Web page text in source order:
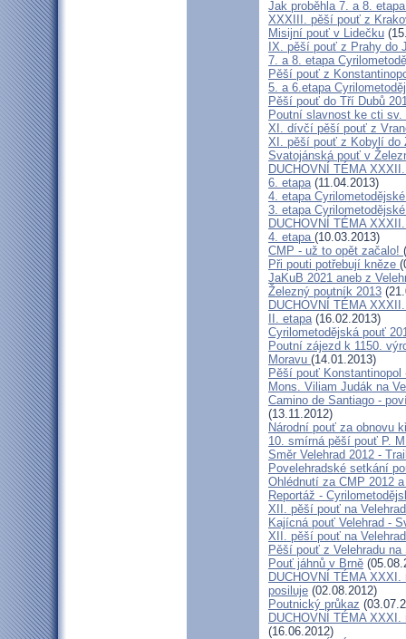
Jak proběhla 7. a 8.
XXXIII. pěší pouť z
Misijní pouť v Lidečku
IX. pěší pouť z Prahy do
7. a 8. etapa
Pěší pouť z
5. a 6.etapa
Pěší pouť do Tří Dubů
Poutní slavnost ke cti sv.
XI. dívčí pěší pouť z
XI. pěší pouť z Kobylí do
Svatojánská pouť v
DUCHOVNÍ TÉMA
6. etapa(11.04.2013)
4. etapa
3. etapa
DUCHOVNÍ TÉMA
4. etapa (10.03.2013)
CMP - už to opět začalo!
Při pouti potřebují kněze
JaKuB 2021 aneb z
Železný poutník 2013
DUCHOVNÍ TÉMA
II. etapa(16.02.2013)
Cyrilometodějská pouť
Poutní zájezd k 1150.
Moravu (14.01.2013)
Pěší pouť Konstantinopol
Mons. Viliam Judák na
Camino de Santiago -
(13.11.2012)
Národní pouť za obnovu
10. smírná pěší pouť P.
Směr Velehrad 2012 -
Povelehradské setkání
Ohlédnutí za CMP 2012
Reportáž -
XII. pěší pouť na
Kajícná pouť Velehrad -
XII. pěší pouť na
Pěší pouť z Velehradu na
Pouť jáhnů v Brně
DUCHOVNÍ TÉMA
posiluje (02.08.2012)
Poutnický průkaz
DUCHOVNÍ TÉMA
(16.06.2012)